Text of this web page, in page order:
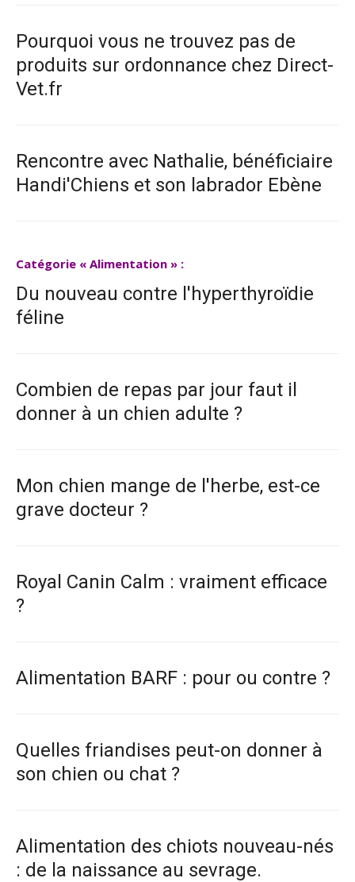
Pourquoi vous ne trouvez pas de
produits sur ordonnance chez Direct-
Vet.fr
Rencontre avec Nathalie, bénéficiaire
Handi'Chiens et son labrador Ebène
Catégorie « Alimentation » :
Du nouveau contre l'hyperthyroïdie
féline
Combien de repas par jour faut il
donner à un chien adulte ?
Mon chien mange de l'herbe, est-ce
grave docteur ?
Royal Canin Calm : vraiment efficace
?
Alimentation BARF : pour ou contre ?
Quelles friandises peut-on donner à
son chien ou chat ?
Alimentation des chiots nouveau-nés
: de la naissance au sevrage.